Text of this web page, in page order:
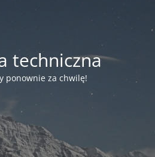
techniczna
ponownie za chwilę!